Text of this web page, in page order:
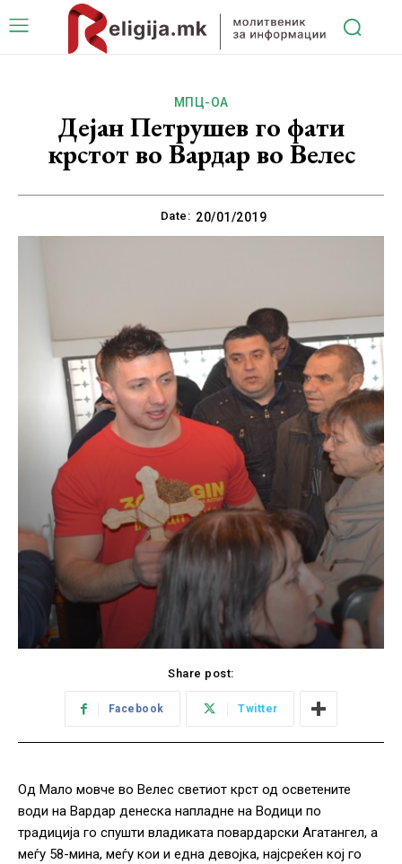
МПЦ-ОА
Дејан Петрушев го фати
крстот во Вардар во Велес
Date: 20/01/2019
Share post:
Facebook Twitter
Од Мало мовче во Велес светиот крст од осветените
води на Вардар денеска напладне на Водици по
традиција го спушти владиката повардарски Агатангел, а
меѓу 58-мина, меѓу кои и една девојка, најсреќен кој го